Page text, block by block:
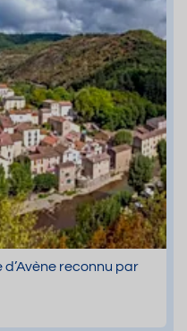
d’Avène reconnu par